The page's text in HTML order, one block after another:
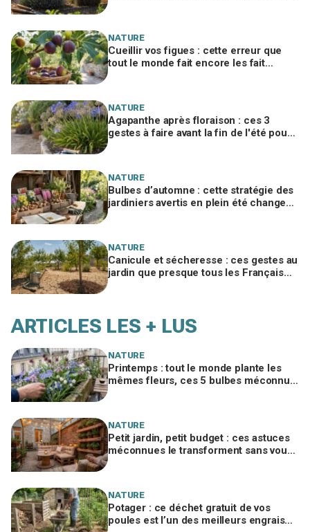
NATURE
Cueillir vos figues : cette erreur que
tout le monde fait encore les fait
NATURE
Agapanthe après floraison : ces 3
gestes à faire avant la fin de l'été pour
NATURE
Bulbes d’automne : cette stratégie des
jardiniers avertis en plein été change
NATURE
Canicule et sécheresse : ces gestes au
jardin que presque tous les Français
ARTICLES LES + LUS
NATURE
Printemps : tout le monde plante les
mêmes fleurs, ces 5 bulbes méconnus
NATURE
Petit jardin, petit budget : ces astuces
méconnues le transforment sans vous
NATURE
Potager : ce déchet gratuit de vos
poules est l’un des meilleurs engrais